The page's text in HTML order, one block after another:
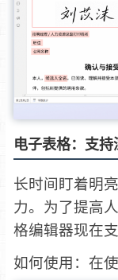
电子表格：支持
长时间盯着明
力。为了提高
格编辑器现在
如何使用：在